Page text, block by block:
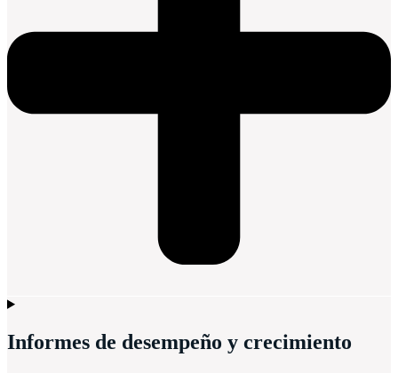
Informes de desempeño y crecimiento